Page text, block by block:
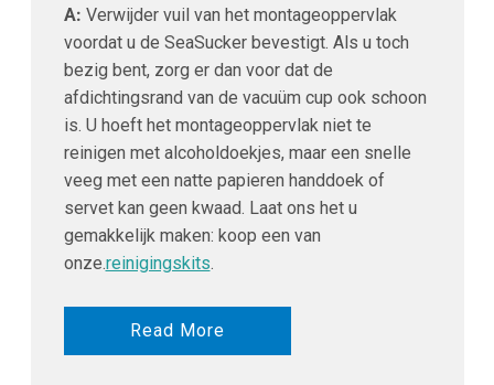
A: Verwijder vuil van het montageoppervlak
voordat u de SeaSucker bevestigt. Als u toch
bezig bent, zorg er dan voor dat de
afdichtingsrand van de vacuüm cup ook schoon
is. U hoeft het montageoppervlak niet te
reinigen met alcoholdoekjes, maar een snelle
veeg met een natte papieren handdoek of
servet kan geen kwaad. Laat ons het u
gemakkelijk maken: koop een van
onze.reinigingskits.
Read More